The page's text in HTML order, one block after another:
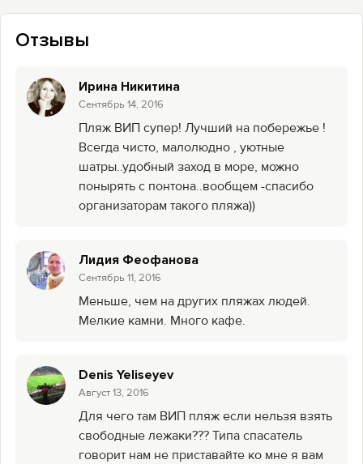
Отзывы
Ирина Никитина
Сентябрь 14, 2016
Пляж ВИП супер! Лучший на побережье !
Всегда чисто, малолюдно , уютные
шатры..удобный заход в море, можно
понырять с понтона..вообщем -спасибо
организаторам такого пляжа))
Лидия Феофанова
Сентябрь 11, 2016
Меньше, чем на других пляжах людей.
Мелкие камни. Много кафе.
Denis Yeliseyev
Август 13, 2016
Для чего там ВИП пляж если нельзя взять
свободные лежаки??? Типа спасатель
говорит нам не приставайте ко мне я вам